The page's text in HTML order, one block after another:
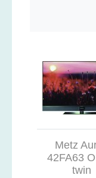
Metz
42FA63
twin